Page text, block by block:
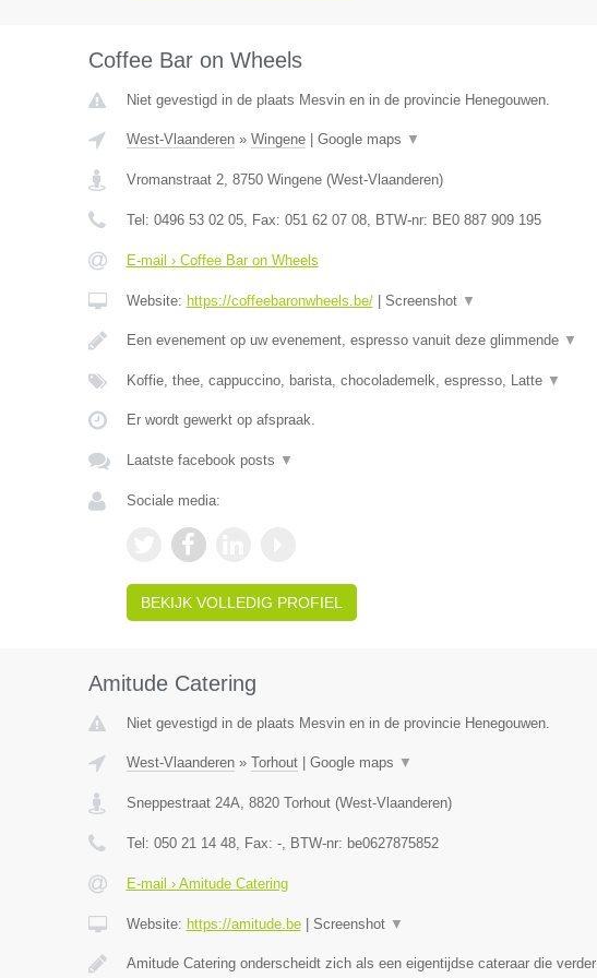
Coffee Bar on Wheels
Niet gevestigd in de plaats Mesvin en in de provincie Henegouwen.
West-Vlaanderen» Wingene| Google maps ▼
Vromanstraat 2, 8750 Wingene(West-Vlaanderen)
Tel: 0496 53 02 05, Fax: 051 62 07 08, BTW-nr: BE0 887 909 195
E-mail › Coffee Bar on Wheels
Website: https://coffeebaronwheels.be/| Screenshot ▼
Een evenement op uw evenement, espresso vanuit deze glimmende ▼
Koffie, thee, cappuccino, barista, chocolademelk, espresso, Latte ▼
Er wordt gewerkt op afspraak.
Laatste facebook posts ▼
Sociale media:
BEKIJK VOLLEDIG PROFIEL
Amitude Catering
Niet gevestigd in de plaats Mesvin en in de provincie Henegouwen.
West-Vlaanderen» Torhout| Google maps ▼
Sneppestraat 24A, 8820 Torhout(West-Vlaanderen)
Tel: 050 21 14 48, Fax: -, BTW-nr: be0627875852
E-mail › Amitude Catering
Website: https://amitude.be| Screenshot ▼
Amitude Catering onderscheidt zich als een eigentijdse cateraar die verder